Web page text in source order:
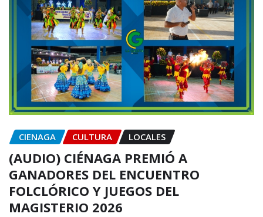
CIENAGA CULTURA LOCALES
(AUDIO) CIÉNAGA PREMIÓ A
GANADORES DEL ENCUENTRO
FOLCLÓRICO Y JUEGOS DEL
MAGISTERIO 2026